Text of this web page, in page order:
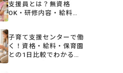
支援員とは？無資格
OK・研修内容・給料・
子育て支援センターで働
く！資格・給料・保育園
との1日比較でわかる仕